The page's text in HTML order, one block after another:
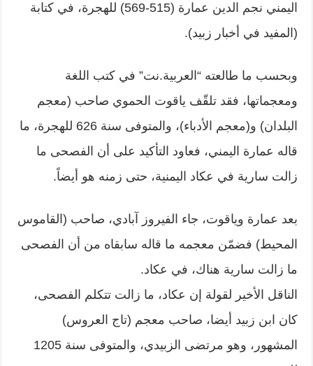
اليمني نجم الدين عمارة (515-569) للهجرة، في كتابة
(المفيد في أخبار زبيد).
وبحسب ما طالعته “العربية.نت” في كتب اللغة
ومعجماتها، فقد تلقّف ياقوت الحموي صاحب (معجم
البلدان) و(معجم الأدباء)، والمتوفى سنة 626 للهجرة، ما
قاله عمارة اليمني، فعاود التأكيد على أن الفصحى ما
زالت سارية في عكاد اليمنية، حتى زمنه هو أيضاً.
بعد عمارة وياقوت، جاء الفيروز آبادي، صاحب (القاموس
المحيط) فضمّن معجمه ما قاله سابقاه من أن الفصحى
ما زالت سارية هناك، في عكاد.
الناقل الأخير لقولة إن عكاد، ما زالت تتكلم الفصحى،
كان ابن زبيد أيضا، صاحب معجم (تاج العروس)
المشهور، وهو مرتضى الزبيدي، والمتوفى سنة 1205